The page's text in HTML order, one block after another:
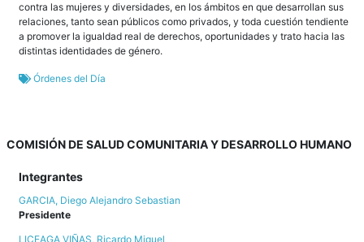
contra las mujeres y diversidades, en los ámbitos en que desarrollan sus
relaciones, tanto sean públicos como privados, y toda cuestión tendiente
a promover la igualdad real de derechos, oportunidades y trato hacia las
distintas identidades de género.
Órdenes del Día
COMISIÓN DE SALUD COMUNITARIA Y DESARROLLO HUMANO
Integrantes
GARCIA, Diego Alejandro Sebastian
Presidente
LICEAGA VIÑAS, Ricardo Miguel